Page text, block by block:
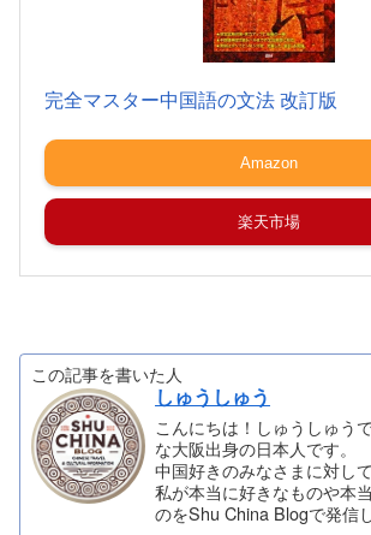
完全マスター中国語の文法 改訂版
Amazon
楽天市場
この記事を書いた人
しゅうしゅう
こんにちは！しゅうしゅう
な大阪出身の日本人です。
中国好きのみなさまに対し
私が本当に好きなものや本
のをShu China Blogで発信